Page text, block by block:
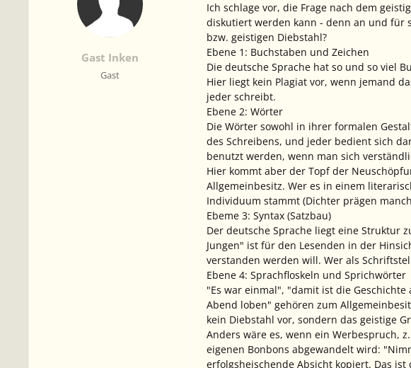
Gast Inken
Gast
Ich schlage vor, die Frage nach dem
diskutiert werden kann - denn an und für
bzw. geistigen Diebstahl?
Ebene 1: Buchstaben und Zeichen
Die deutsche Sprache hat so und so viel
Hier liegt kein Plagiat vor, wenn jemand
jeder schreibt.
Ebene 2: Wörter
Die Wörter sowohl in ihrer formalen
des Schreibens, und jeder bedient sich
benutzt werden, wenn man sich
Hier kommt aber der Topf der
Allgemeinbesitz. Wer es in einem
Individuum stammt (Dichter prägen
Ebeme 3: Syntax (Satzbau)
Der deutsche Sprache liegt eine Struktur
Jungen" ist für den Lesenden in der
verstanden werden will. Wer als
Ebene 4: Sprachfloskeln und Sprichwörter
"Es war einmal", "damit ist die
Abend loben" gehören zum
kein Diebstahl vor, sondern das geistige
Anders wäre es, wenn ein Werbespruch,
eigenen Bonbons abgewandelt wird:
erfolgsheischende Absicht kopiert. Das ist